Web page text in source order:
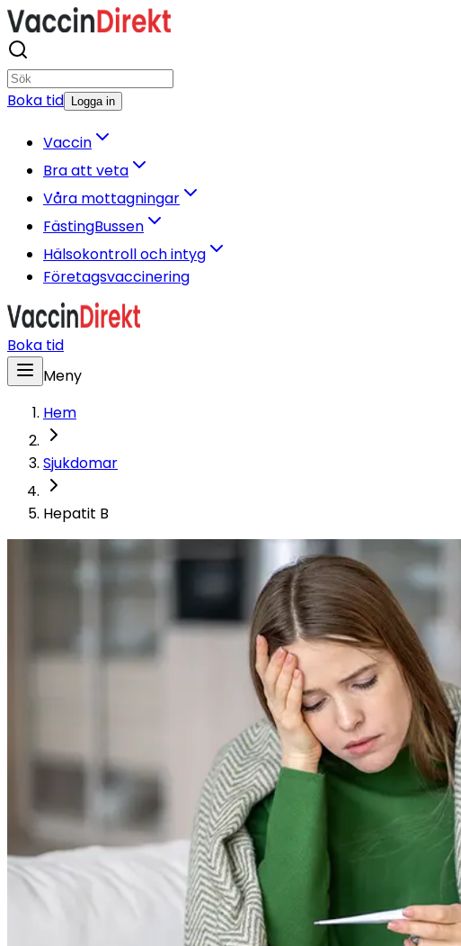
Boka tid Logga in
Vaccin
Bra att veta
Våra mottagningar
FästingBussen
Hälsokontroll och intyg
Företagsvaccinering
Boka tid
Meny
Hem
Sjukdomar
Hepatit B